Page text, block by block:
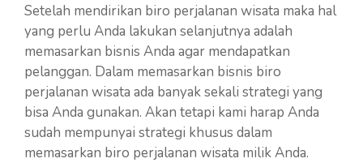
Setelah mendirikan biro perjalanan wisata maka hal
yang perlu Anda lakukan selanjutnya adalah
memasarkan bisnis Anda agar mendapatkan
pelanggan. Dalam memasarkan bisnis biro
perjalanan wisata ada banyak sekali strategi yang
bisa Anda gunakan. Akan tetapi kami harap Anda
sudah mempunyai strategi khusus dalam
memasarkan biro perjalanan wisata milik Anda.